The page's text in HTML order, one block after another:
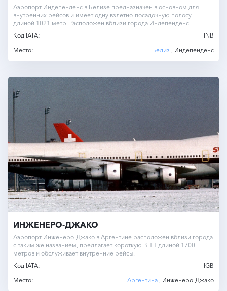
Аэропорт Индепенденс в Белизе предназначен в основном для
внутренних рейсов и имеет одну взлетно-посадочную полосу
длиной 1021 метр. Расположен вблизи города Индепенденс.
Код IATA:
INB
Место:
Белиз , Индепенденс
ИНЖЕНЕРО-ДЖАКО
Аэропорт Инженеро-Джако в Аргентине расположен вблизи города
с таким же названием, предлагает короткую ВПП длиной 1700
метров и обслуживает внутренние рейсы.
Код IATA:
IGB
Место:
Аргентина , Инженеро-Джако